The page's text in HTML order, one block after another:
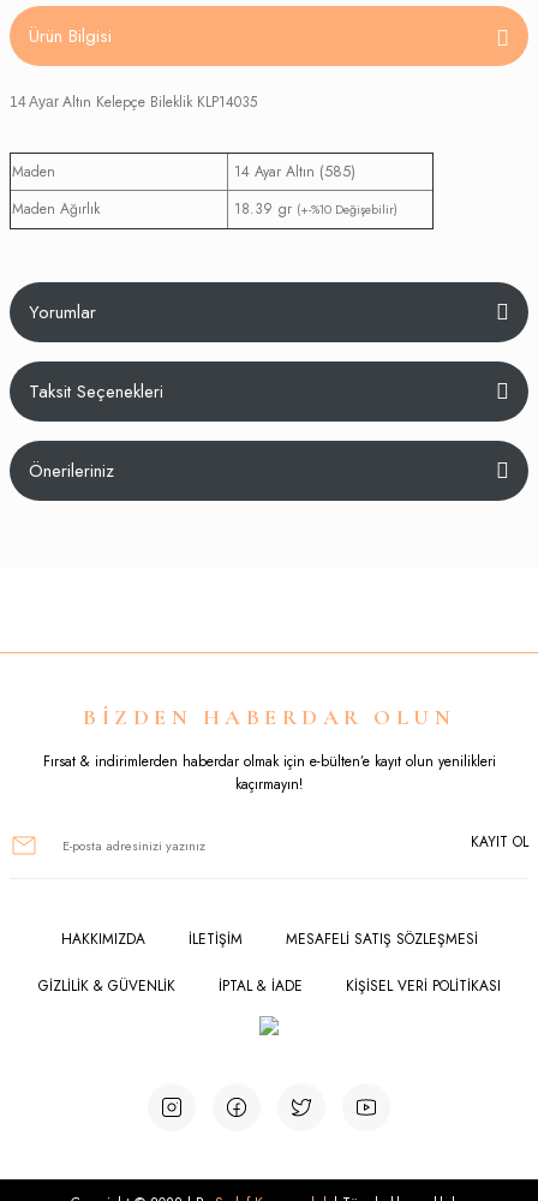
Ürün Bilgisi
14 Ayar Altın Kelepçe Bileklik KLP14035
Maden 14 Ayar Altın (585)
Maden Ağırlık 18.39 gr (+-%10 Değişebilir)
Yorumlar
Bu ürüne ilk yorumu siz yapın!
Taksit Seçenekleri
Önerileriniz
Ürün resmi kalitesiz, bozuk veya görüntülenemiyor.
Ürün açıklamasında eksik bilgiler bulunuyor.
Ürün fiyatı diğer sitelerden daha pahalı.
BİZDEN HABERDAR OLUN
Fırsat & indirimlerden haberdar olmak için e-bülten’e kayıt olun yenilikleri
kaçırmayın!
KAYIT OL
HAKKIMIZDA İLETİŞİM MESAFELİ SATIŞ SÖZLEŞMESİ
GİZLİLİK & GÜVENLİK İPTAL & İADE KİŞİSEL VERİ POLİTİKASI